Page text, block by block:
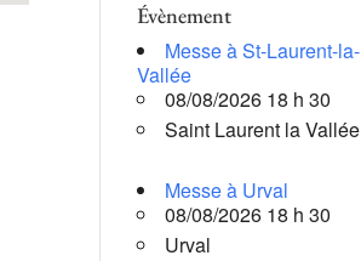
Évènement
Messe à St-Laurent-la-
Vallée
08/08/2026 18 h 30
Saint Laurent la Vallée
Messe à Urval
08/08/2026 18 h 30
Urval